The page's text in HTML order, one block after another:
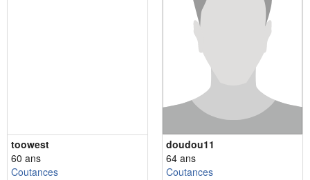
toowest
60 ans
Coutances
doudou11
64 ans
Coutances